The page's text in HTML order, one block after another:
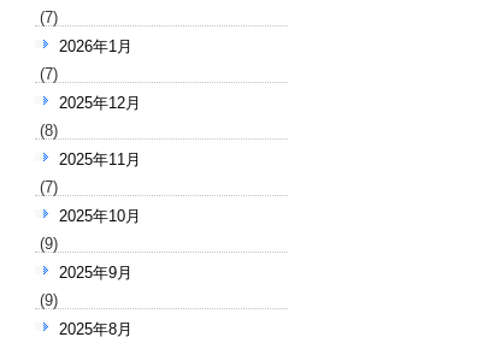
(7)
2026年1月
(7)
2025年12月
(8)
2025年11月
(7)
2025年10月
(9)
2025年9月
(9)
2025年8月